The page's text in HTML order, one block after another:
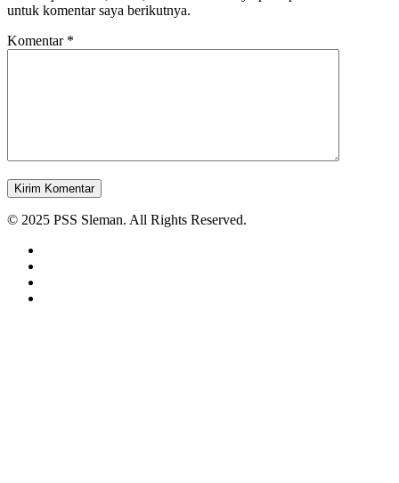
untuk komentar saya berikutnya.
Komentar *
© 2025 PSS Sleman. All Rights Reserved.